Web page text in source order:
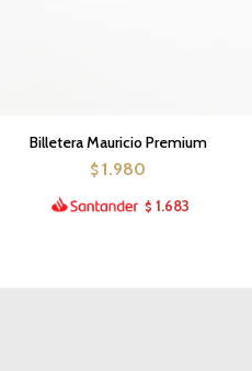
Billetera Mauricio Premium
$ 1.980
$ 1.683